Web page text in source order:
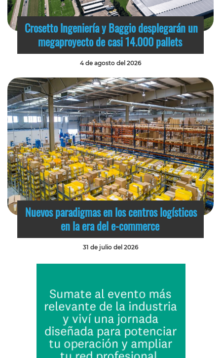
Crosetto Ingeniería y Baggio desplegarán un
megaproyecto de casi 14.000 pallets
4 de agosto del 2026
Nuevos paradigmas en los centros logísticos
en la era del e-commerce
31 de julio del 2026